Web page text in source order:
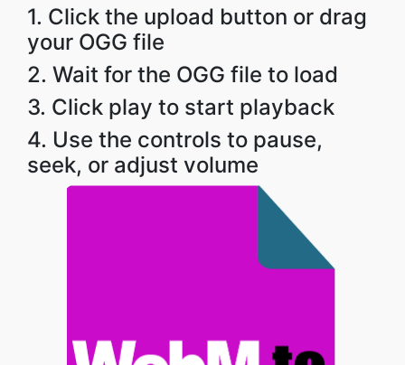
1. Click the upload button or drag
your OGG file
2. Wait for the OGG file to load
3. Click play to start playback
4. Use the controls to pause,
seek, or adjust volume